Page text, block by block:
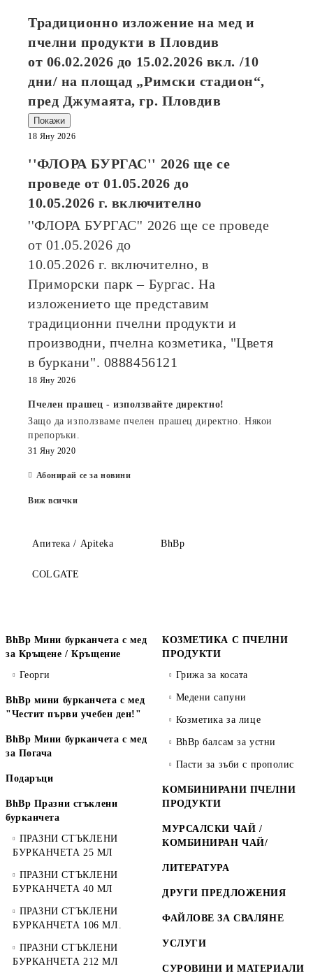
Традиционно изложение на мед и
пчелни продукти в Пловдив
от 06.02.2026 до 15.02.2026 вкл. /10
дни/ на площад „Римски стадион“,
пред Джумаята, гр. Пловдив
Покажи
18 Яну 2026
''ФЛОРА БУРГАС'' 2026ще се
проведе от01.05.2026 до
10.05.2026 г. включително
''ФЛОРА БУРГАС'' 2026ще се проведе
от 01.05.2026 до
10.05.2026 г. включително, в
Приморски парк – Бургас. На
изложението ще представим
традиционни пчелни продукти и
производни, пчелна козметика, "Цветя
в буркани". 0888456121
18 Яну 2026
Пчелен прашец - използвайте директно!
Защо да използваме пчелен прашец директно. Някои
препоръки.
31 Яну 2020
Абонирай се за новини
Виж всички
Апитека / Apiteka BhBp
COLGATE
BhBp Мини бурканчета с мед
за Кръщене / Кръщение
Георги
BhBp мини бурканчета с мед
"Честит първи учебен ден!"
BhBp Мини бурканчета с мед
за Погача
Подаръци
BhBp Празни стъклени
бурканчета
ПРАЗНИ СТЪКЛЕНИ
БУРКАНЧЕТА 25 МЛ
ПРАЗНИ СТЪКЛЕНИ
БУРКАНЧЕТА 40 МЛ
ПРАЗНИ СТЪКЛЕНИ
БУРКАНЧЕТА 106 МЛ.
ПРАЗНИ СТЪКЛЕНИ
БУРКАНЧЕТА 212 МЛ
КОЗМЕТИКА С ПЧЕЛНИ
ПРОДУКТИ
Грижа за косата
Медени сапуни
Козметика за лице
BhBp балсам за устни
Пасти за зъби с прополис
КОМБИНИРАНИ ПЧЕЛНИ
ПРОДУКТИ
МУРСАЛСКИ ЧАЙ /
КОМБИНИРАН ЧАЙ/
ЛИТЕРАТУРА
ДРУГИ ПРЕДЛОЖЕНИЯ
ФАЙЛОВЕ ЗА СВАЛЯНЕ
УСЛУГИ
СУРОВИНИ И МАТЕРИАЛИ